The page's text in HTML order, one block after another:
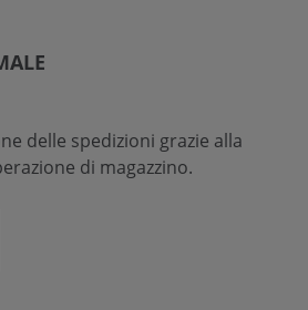
delle spedizioni grazie alla
di magazzino.